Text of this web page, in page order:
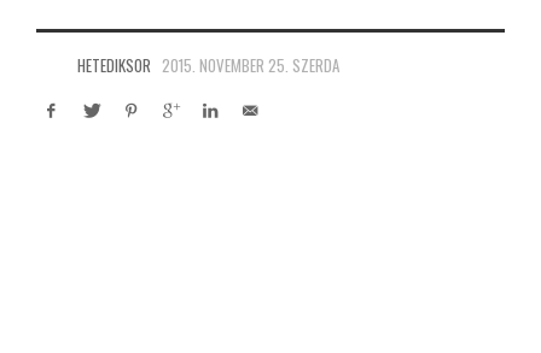
HETEDIKSOR 2015. NOVEMBER 25. SZERDA